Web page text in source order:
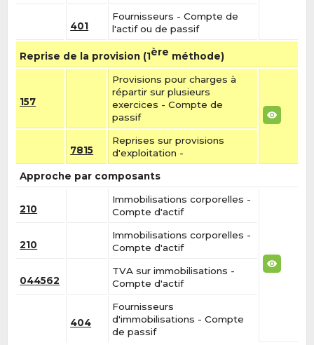
401
Fournisseurs - Compte de
l'actif ou de passif
Reprise de la provision (1ère méthode)
157
Provisions pour charges à
répartir sur plusieurs
exercices - Compte de
passif
7815
Reprises sur provisions
d'exploitation -
Approche par composants
210
Immobilisations corporelles -
Compte d'actif
210
Immobilisations corporelles -
Compte d'actif
044562
TVA sur immobilisations -
Compte d'actif
404
Fournisseurs
d'immobilisations - Compte
de passif